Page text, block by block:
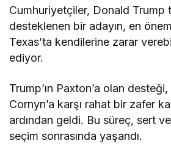
Cumhuriyetçiler, Donald Trump
desteklenen bir adayın, en
Texas’ta kendilerine zarar
ediyor.
Trump’ın Paxton’a olan
Cornyn’a karşı rahat bir zafer
ardından geldi. Bu süreç, sert
seçim sonrasında yaşandı.